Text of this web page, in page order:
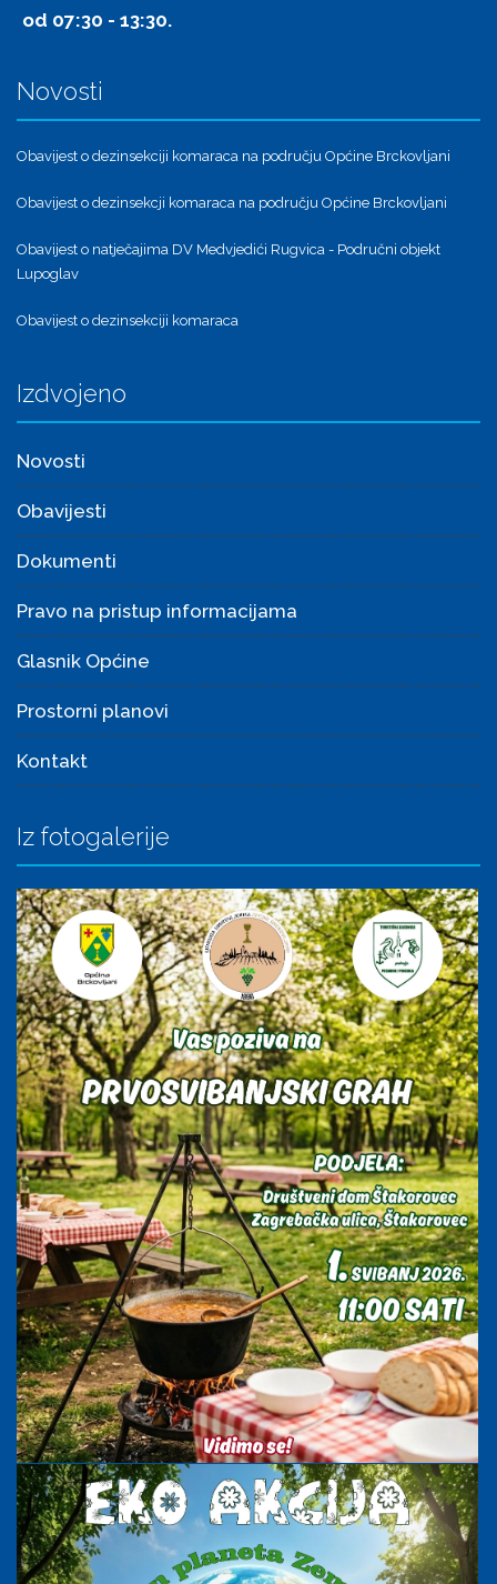
od 07:30 - 13:30.
Novosti
Obavijest o dezinsekciji komaraca na području Općine Brckovljani
Obavijest o dezinsekcji komaraca na području Općine Brckovljani
Obavijest o natječajima DV Medvjedići Rugvica - Područni objekt
Lupoglav
Obavijest o dezinsekciji komaraca
Izdvojeno
Novosti
Obavijesti
Dokumenti
Pravo na pristup informacijama
Glasnik Općine
Prostorni planovi
Kontakt
Iz fotogalerije